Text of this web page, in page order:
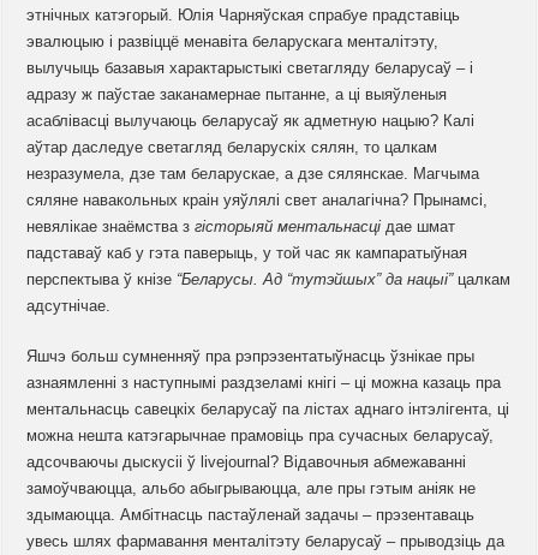
этнічных катэгорый. Юлія Чарняўская спрабуе прадставіць
эвалюцыю і развіццё менавіта беларускага менталітэту,
вылучыць базавыя характарыстыкі светагляду беларусаў – і
адразу ж паўстае заканамернае пытанне, а ці выяўленыя
асаблівасці вылучаюць беларусаў як адметную нацыю? Калі
аўтар даследуе светагляд беларускіх сялян, то цалкам
незразумела, дзе там беларускае, а дзе сялянскае. Магчыма
сяляне навакольных краін уяўлялі свет аналагічна? Прынамсі,
невялікае знаёмства згісторыяй ментальнасці дае шмат
падставаў каб у гэта паверыць, у той час як кампаратыўная
перспектыва ў кнізе “Беларусы. Ад “тутэйшых” да нацыі”цалкам
адсутнічае.
Яшчэ больш сумненняў пра рэпрэзентатыўнасць ўзнікае пры
азнаямленні з наступнымі раздзеламі кнігі – ці можна казаць пра
ментальнасць савецкіх беларусаў па лістах аднаго інтэлігента, ці
можна нешта катэгарычнае прамовіць пра сучасных беларусаў,
адсочваючы дыскусіі ў livejournal? Відавочныя абмежаванні
замоўчваюцца, альбо абыгрываюцца, але пры гэтым аніяк не
здымаюцца. Амбітнасць пастаўленай задачы – прэзентаваць
увесь шлях фармавання менталітэту беларусаў – прыводзіць да